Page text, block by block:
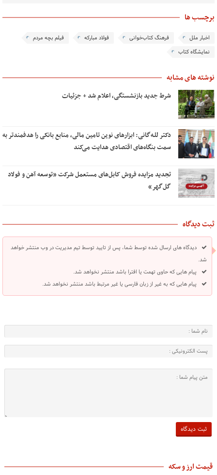
برچسب ها
اخبار ملل فرهنگ کتاب‌خوانی فولاد مبارکه
فیلم بچه مردم
نمایشگاه کتاب
نوشته های مشابه
شرط جدید بازنشستگی، اعلام شد + جزئیات
دکتر للـه‌گانی: ابزارهای نوین تامین مالی، منابع بانکی را هدفمندتر به
سمت بنگاه‌های اقتصادی هدایت می‌کند
تجدید مزایده فروش کابل‌های مستعمل شرکت «توسعه آهن و فولاد
گل‌گهر»
ثبت دیدگاه
دیدگاه های ارسال شده توسط شما، پس از تایید توسط تیم مدیریت در وب منتشر خواهد
شد.
پیام هایی که حاوی تهمت یا افترا باشد منتشر نخواهد شد.
پیام هایی که به غیر از زبان فارسی یا غیر مرتبط باشد منتشر نخواهد شد.
قیمت ارز و سکه